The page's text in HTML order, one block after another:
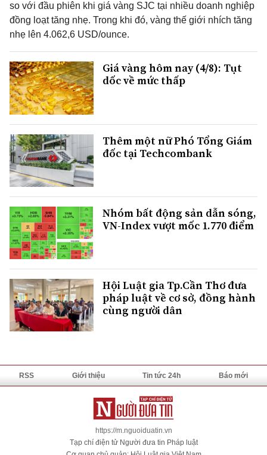
so với đầu phiên khi giá vàng SJC tại nhiều doanh nghiệp
đồng loạt tăng nhẹ. Trong khi đó, vàng thế giới nhích tăng
nhẹ lên 4.062,6 USD/ounce.
Giá vàng hôm nay (4/8): Tụt
dốc về mức thấp
Thêm một nữ Phó Tổng Giám
đốc tại Techcombank
Nhóm bất động sản dẫn sóng,
VN-Index vượt mốc 1.770 điểm
Hội Luật gia Tp.Cần Thơ đưa
pháp luật về cơ sở, đồng hành
cùng người dân
RSS Giới thiệu Tin tức 24h Báo mới
https://m.nguoiduatin.vn
Tạp chí điện tử Người đưa tin Pháp luật